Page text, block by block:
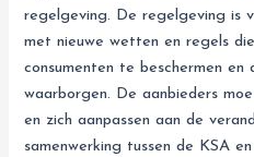
regelgeving. De regelgeving is
met nieuwe wetten en regels
consumenten te beschermen
waarborgen. De aanbieders
en zich aanpassen aan de
samenwerking tussen de KSA